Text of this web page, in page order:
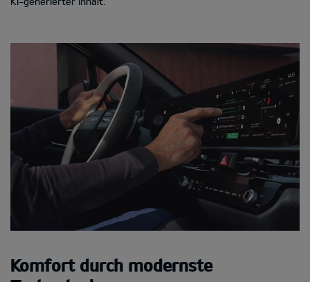
Komfort durch modernste